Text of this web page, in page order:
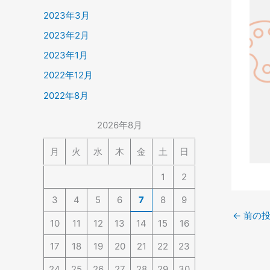
2023年3月
2023年2月
2023年1月
2022年12月
2022年8月
2026年8月
月 火 水 木 金 土 日
1
2
3
4 5 6 7 8 9
10 11 12 13 14 15
16
17
18 19 20 21 22
23
← 前の